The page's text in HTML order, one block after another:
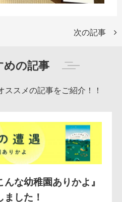
次の記事
めの記事
スメの記事をご紹介！！
な幼稚園ありかよ』
ました！